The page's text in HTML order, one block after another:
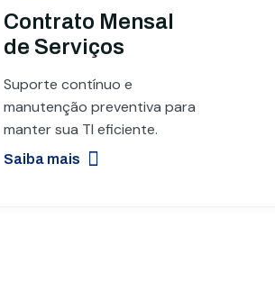
Contrato Mensal
de Serviços
Suporte contínuo e
manutenção preventiva para
manter sua TI eficiente.
Saiba mais